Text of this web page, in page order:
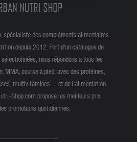
NUTRI SHOP
spécialiste des compléments alimentaires
depuis 2012. Fort d'un catalogue de
nous répondons à tous les
MMA, course à pied, avec des protéines,
multivitamines… et de l'alimentation
Shop.com propose les meilleurs prix
promotions quotidiennes.